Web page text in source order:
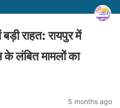
राहत: रायपुर में
लंबित मामलों का
5 months ago